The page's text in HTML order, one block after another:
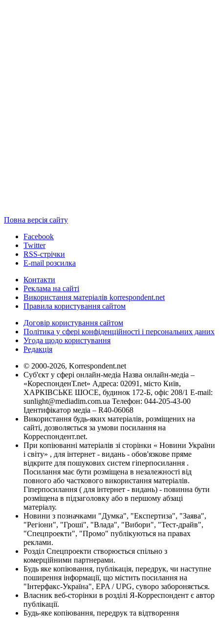
Повна версія сайту
Facebook
Twitter
RSS-стрічки
E-mail розсилка
Контакти
Реклама на сайті
Використання матеріалів korrespondent.net
Правила користування сайтом
Договір користування сайтом
Політика у сфері конфіденційності і персональних даних
Угода щодо користування
Редакція
© 2000-2026, Korrespondent.net
Суб'єкт у сфері онлайн-медіа Назва онлайн-медіа –
«КореспонденТ.net» Адреса: 02091, місто Київ,
ХАРКІВСЬКЕ ШОСЕ, будинок 172-Б, офіс 208/1 E-mail:
sunlight@mediadim.com.ua Телефон: 044-205-43-00
Ідентифікатор медіа – R40-06068
Використання будь-яких матеріалів, розміщених на
сайті, дозволяється за умови посилання на
Корреспондент.net.
При копіюванні матеріалів зі сторінки « Новини України
і світу» , для інтернет - видань - обов'язкове пряме
відкрите для пошукових систем гіперпосилання .
Посилання має бути розміщена в незалежності від
повного або часткового використання матеріалів.
Гіперпосилання ( для інтернет - видань) - повинна бути
розміщена в підзаголовку або в першому абзаці
матеріалу.
Новини з позначками "Думка", "Експертиза", "Заява",
"Регіони", "Гроші", "Влада", "Вибори", "Тест-драйв",
"Спецпроекти", "Промо" публікуються на правах
реклами.
Розділ Спецпроекти створюється спільно з
комерційними партнерами.
Будь яке копіювання, публікація, передрук, чи наступне
поширення інформації, що містить посилання на
"Інтерфакс-Україна", EPA / UPG, суворо забороняється.
Власник веб-сторінки в розділі Я-Корреспондент є автор
публікації.
Будь-яке копіювання, передрук та відтворення